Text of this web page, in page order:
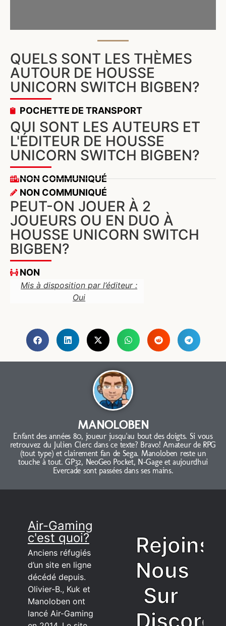
QUELS SONT LES THÈMES
AUTOUR DE HOUSSE
UNICORN SWITCH BIGBEN?
POCHETTE DE TRANSPORT
QUI SONT LES AUTEURS ET
L'ÉDITEUR DE HOUSSE
UNICORN SWITCH BIGBEN?
NON COMMUNIQUÉ
NON COMMUNIQUÉ
PEUT-ON JOUER À 2
JOUEURS OU EN DUO À
HOUSSE UNICORN SWITCH
BIGBEN?
NON
Mis à disposition par l’éditeur :
Oui
MANOLOBEN
Enfant des années 80, joueur jusqu'au bout des doigts. Si vous
retrouvez du Julien Clerc dans ce texte? Bravo! Amateur de RPG
(tout type) et clairement fan de Sega. Manoloben reste un
touche à tout. GP32, NeoGeo Pocket, N-Gage et aujourdhui
Evercade sont passées dans ses mains.
Air-Gaming
c'est quoi?
Anciens réfugiés
d’un site en ligne
décédé depuis.
Olivier-B., Kuk et
Manoloben ont
lancé Air-Gaming
Rejoins
Nous
Sur
Discord